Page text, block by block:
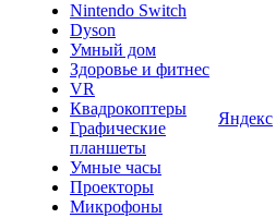
Nintendo Switch
Dyson
Умный дом
Здоровье и фитнес
VR
Квадрокоптеры
Графические
планшеты
Умные часы
Проекторы
Микрофоны
Яндекс